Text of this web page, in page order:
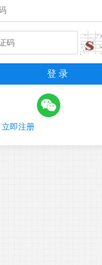
立即注册